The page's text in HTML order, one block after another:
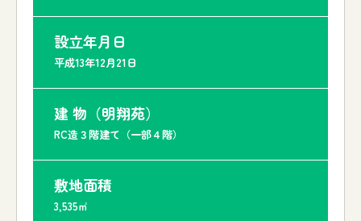
設立年月日
平成13年12月21日
建 物（明翔苑）
RC造３階建て（一部４階）
敷地面積
3,535㎡